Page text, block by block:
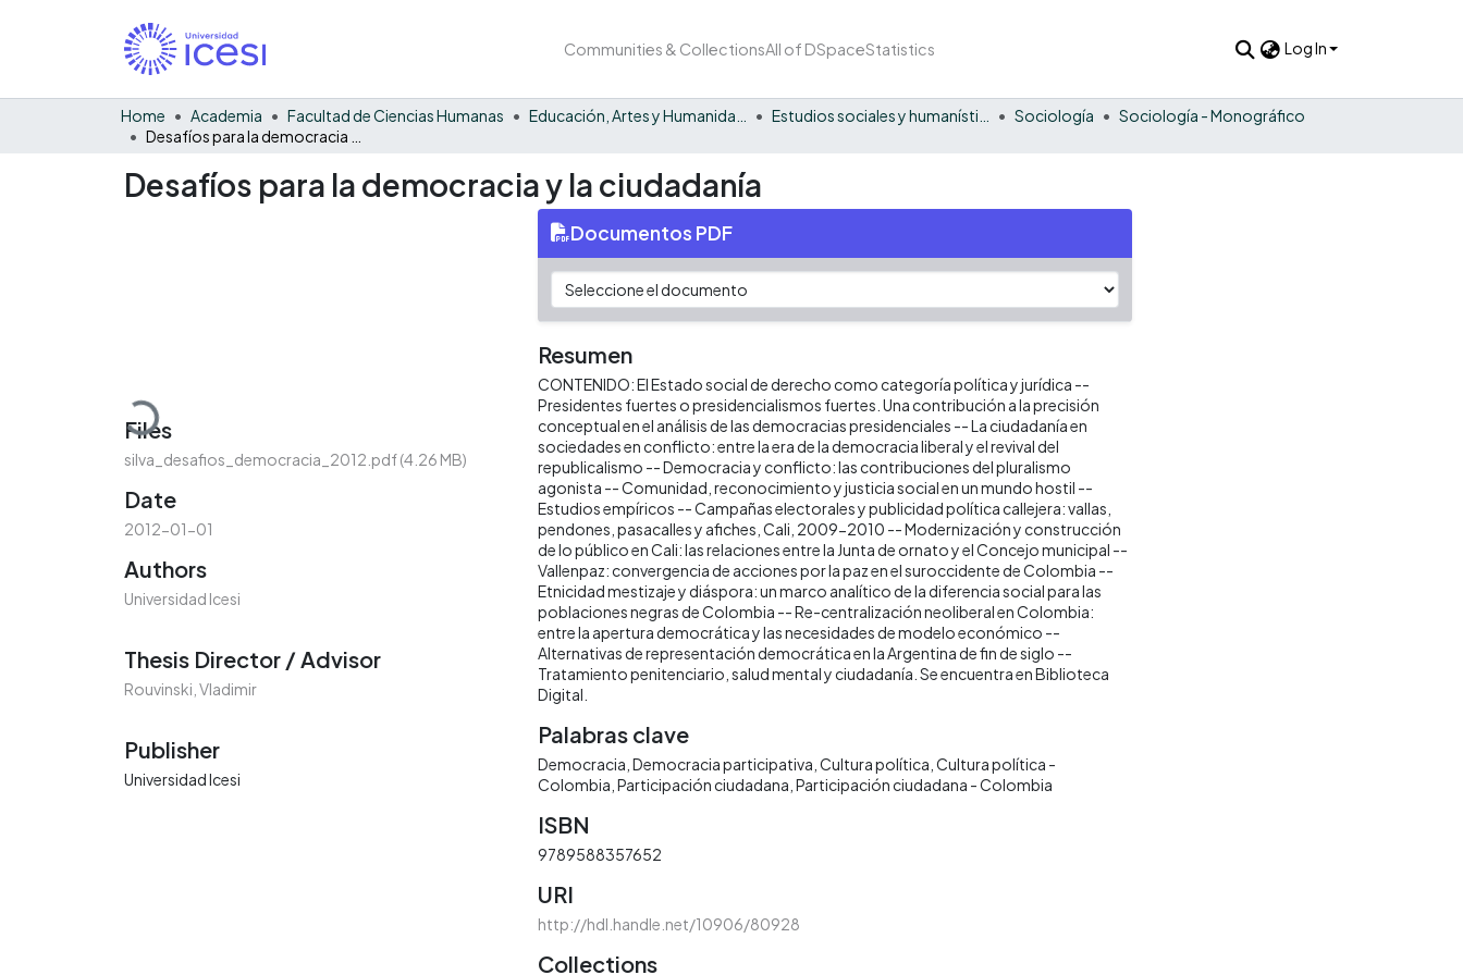
Communities & CollectionsAll of DSpaceStatistics Log In
Home Academia Facultad de Ciencias Humanas Sociología
Sociología - Monográfico
Desafíos para la democracia y la ciudadanía
Loading...
Files
silva_desafios_democracia_2012.pdf(4.26 MB)
Date
2012-01-01
Authors
Universidad Icesi
Thesis Director / Advisor
Rouvinski, Vladimir
Publisher
Universidad Icesi
Documentos PDF
Resumen
CONTENIDO: El Estado social de derecho como categoría política y jurídica --
Presidentes fuertes o presidencialismos fuertes. Una contribución a la precisión
conceptual en el análisis de las democracias presidenciales -- La ciudadanía en
sociedades en conflicto: entre la era de la democracia liberal y el revival del
republicalismo -- Democracia y conflicto: las contribuciones del pluralismo
agonista -- Comunidad, reconocimiento y justicia social en un mundo hostil --
Estudios empíricos -- Campañas electorales y publicidad política callejera: vallas,
pendones, pasacalles y afiches, Cali, 2009-2010 -- Modernización y construcción
de lo público en Cali: las relaciones entre la Junta de ornato y el Concejo municipal --
Vallenpaz: convergencia de acciones por la paz en el suroccidente de Colombia --
Etnicidad mestizaje y diáspora: un marco analítico de la diferencia social para las
poblaciones negras de Colombia -- Re-centralización neoliberal en Colombia:
entre la apertura democrática y las necesidades de modelo económico --
Alternativas de representación democrática en la Argentina de fin de siglo --
Tratamiento penitenciario, salud mental y ciudadanía. Se encuentra en Biblioteca
Digital.
Palabras clave
Democracia Democracia participativa Cultura política Cultura política -
Colombia Participación ciudadana Participación ciudadana - Colombia
ISBN
9789588357652
URI
http://hdl.handle.net/10906/80928
Collections